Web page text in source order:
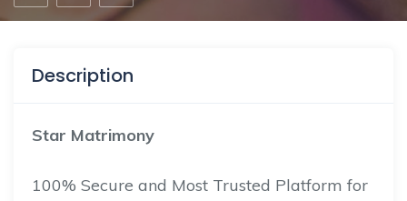
Description
Star Matrimony
100% Secure and Most Trusted Platform for